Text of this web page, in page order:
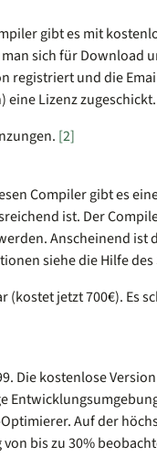
gibt es mit
sich für Download
registriert und die
eine Lizenz zugeschickt.
[2]
Compiler gibt es
ist. Der
Anscheinend ist
siehe die Hilfe des
(kostet jetzt 700€). Es
Die kostenlose
Auf der
bis zu 30%